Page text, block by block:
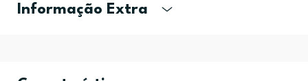
Informação Extra